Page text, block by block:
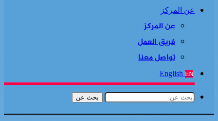
عن المركز
عن المركز
فريق العمل
تواصل معنا
English EN
بحث عن